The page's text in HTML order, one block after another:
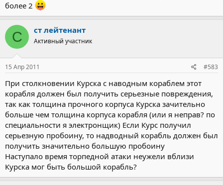
более 2
С ст лейтенант
Активный участник
15 Апр 2011 #583
При столкновении Курска с наводным кораблем этот
корабля должен был получить серьезные повреждения,
так как толщина прочного корпуса Курска зачительно
больше чем толщина корпуса корабля (или я неправ? по
специальности я электронщик) Если Курс получил
серьезную пробоину, то надводный корабль должен был
получить значительно большую пробоину
Наступало время торпедной атаки неужели вблизи
Курска мог быть большой корабль?